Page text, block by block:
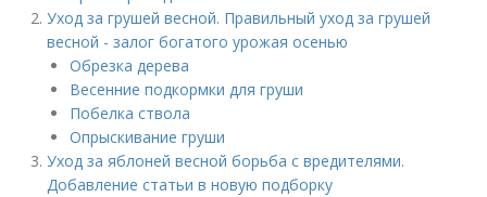
Уход за грушей весной. Правильный уход за грушей
весной - залог богатого урожая осенью
Обрезка дерева
Весенние подкормки для груши
Побелка ствола
Опрыскивание груши
Уход за яблоней весной борьба с вредителями.
Добавление статьи в новую подборку